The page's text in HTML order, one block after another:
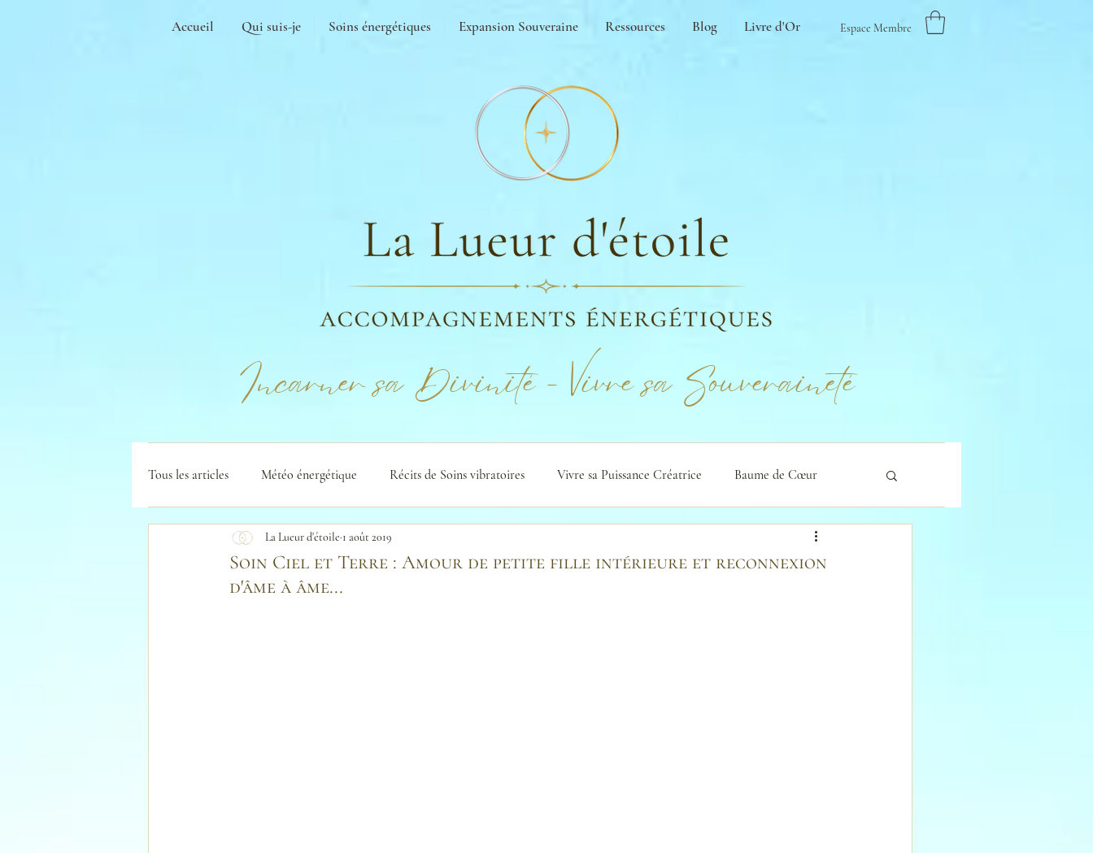
Accueil Qui suis-je Soins énergétiques Expansion Souveraine Ressources Blog Livre d'Or Espace Membre
Incarner sa Divinité - Vivre sa Souveraineté
Tous les articles Météo énergétique Récits de Soins vibratoires Vivre sa Puissance Créatrice Baume de Cœur
Soin Ciel et Terre : Amour de petite fille intérieure et reconnexion
d'âme à âme...
La Lueur d'étoile 1 août 2019